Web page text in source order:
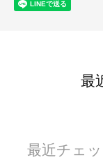
最
最近チェ